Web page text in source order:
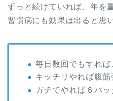
ずっと続けていれば、年を
習慣病にも効果は出ると思
毎日数回でもすれば
キッチリやれば腹筋
ガチでやれば６パ